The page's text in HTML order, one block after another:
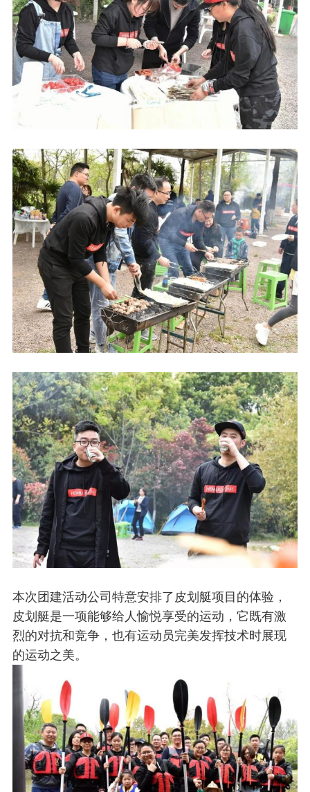
本次团建活动公司特意安排了皮划艇项目的体验，
皮划艇是一项能够给人愉悦享受的运动，它既有激
烈的对抗和竞争，也有运动员完美发挥技术时展现
的运动之美。